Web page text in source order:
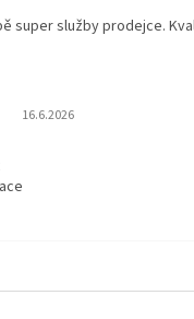
super služby prodejce.
Hodnocení obchodu je 5 z
16.6.2026